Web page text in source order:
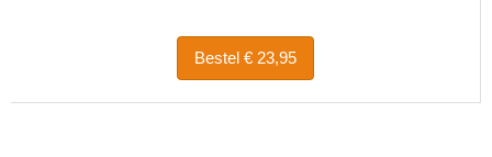
Bestel € 23,95